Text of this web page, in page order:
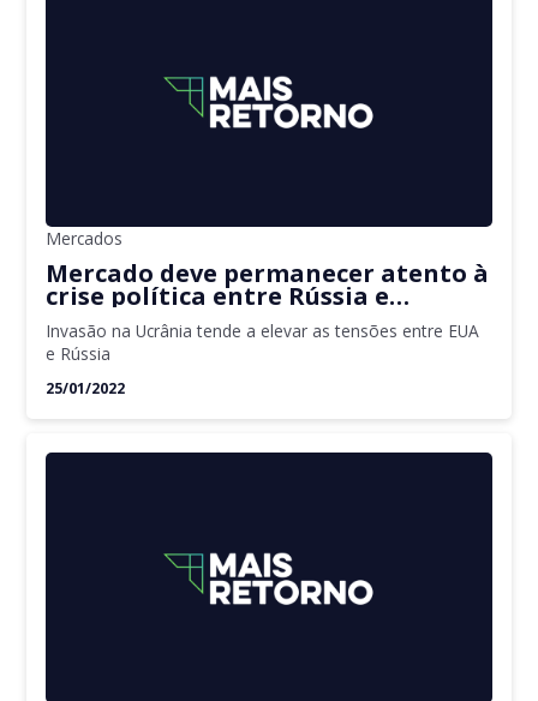
Mercados
Mercado deve permanecer atento à
crise política entre Rússia e
Ucrânia e às decisões do Fed nesta
terça-feira
Invasão na Ucrânia tende a elevar as tensões entre EUA
e Rússia
25/01/2022